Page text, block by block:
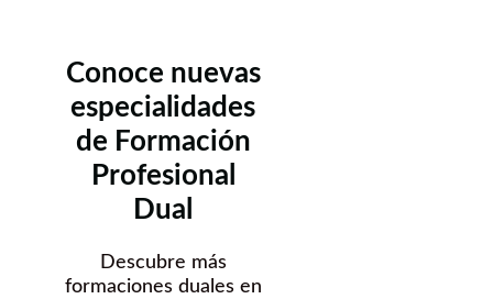
Conoce nuevas
especialidades
de Formación
Profesional
Dual
Descubre más
formaciones duales en